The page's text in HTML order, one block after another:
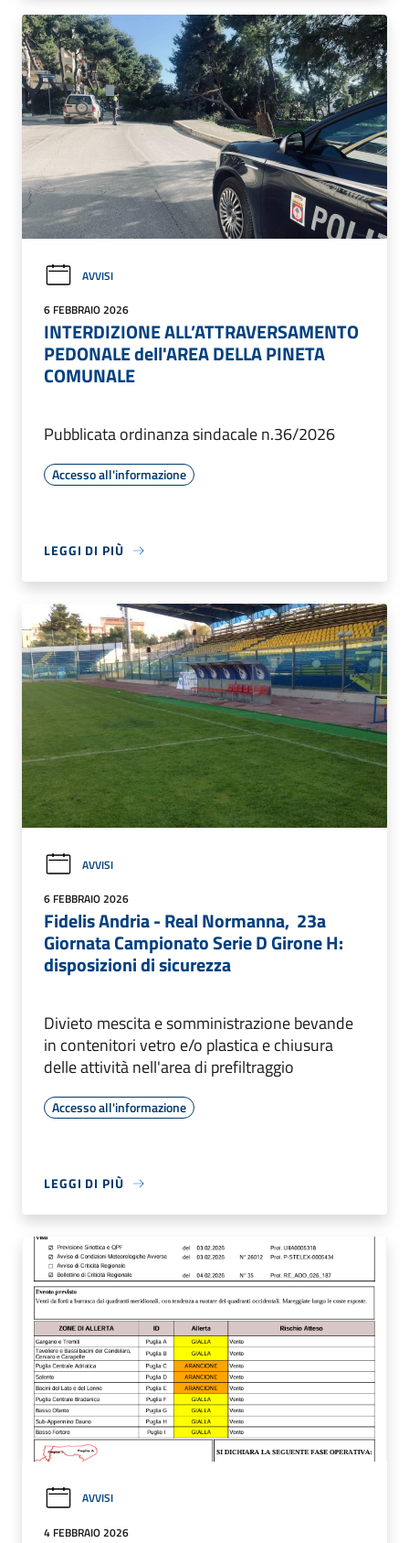
AVVISI
6 FEBBRAIO 2026
INTERDIZIONE ALL’ATTRAVERSAMENTO
PEDONALE dell'AREA DELLA PINETA
COMUNALE
Pubblicata ordinanza sindacale n.36/2026
Accesso all'informazione
LEGGI DI PIÙ
AVVISI
6 FEBBRAIO 2026
Fidelis Andria - Real Normanna, 23a
Giornata Campionato Serie D Girone H:
disposizioni di sicurezza
Divieto mescita e somministrazione bevande
in contenitori vetro e/o plastica e chiusura
delle attività nell'area di prefiltraggio
Accesso all'informazione
LEGGI DI PIÙ
AVVISI
4 FEBBRAIO 2026